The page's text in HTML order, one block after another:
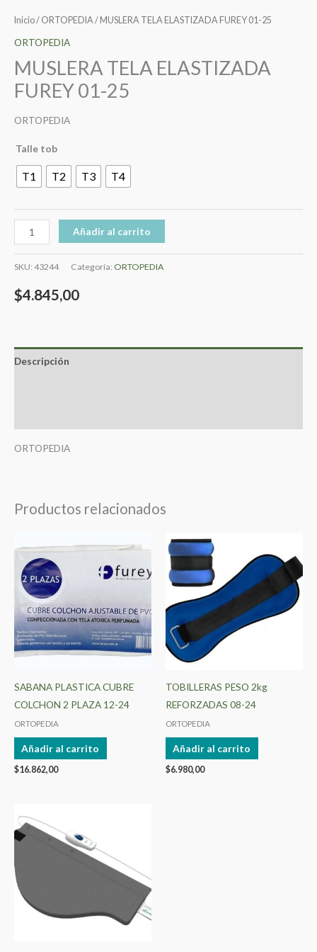
Inicio/ ORTOPEDIA/ MUSLERA TELA ELASTIZADA FUREY 01-25
ORTOPEDIA
MUSLERA TELA ELASTIZADA
FUREY 01-25
ORTOPEDIA
Talle tob
T1 T2 T3 T4
Añadir al carrito
SKU: 43244 Categoría: ORTOPEDIA
$4.845,00
Descripción
ORTOPEDIA
Productos relacionados
SABANA PLASTICA CUBRE
COLCHON 2 PLAZA 12-24
ORTOPEDIA
Añadir al carrito
$16.862,00
TOBILLERAS PESO 2kg
REFORZADAS 08-24
ORTOPEDIA
Añadir al carrito
$6.980,00